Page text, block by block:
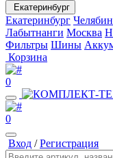
Екатеринбург
Екатеринбург
Лабытнанги Москва
Фильтры Шины
Корзина
0
0
Вход /Регистрация